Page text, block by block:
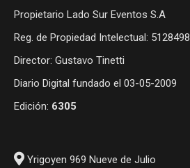
Propietario Lado Sur Eventos S.A
Reg. de Propiedad Intelectual: 5128498
Director: Gustavo Tinetti
Diario Digital fundado el 03-05-2009
Edición: 6305
Yrigoyen 969 Nueve de Julio